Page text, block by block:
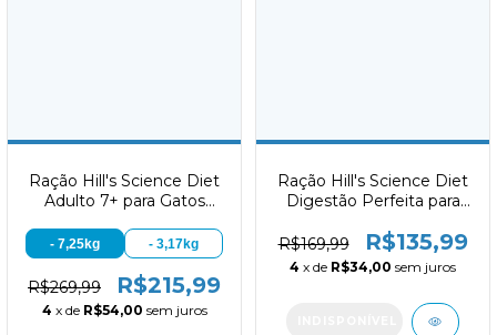
Ração Hill's Science Diet
Adulto 7+ para Gatos
- 7,25kg - 3,17kg
R$269,99 R$215,99
4 x de R$54,00 sem juros
Ração Hill's Science Diet
Digestão Perfeita para
Salmão 1.5kg
R$169,99 R$135,99
4 x de R$34,00 sem juros